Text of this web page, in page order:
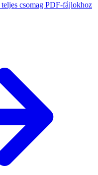
csomag PDF-fájlokhoz